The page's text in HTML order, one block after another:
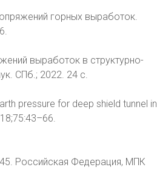
горных выработок.
выработок в структурно-
СПб.; 2022. 24 с.
pressure for deep shield tunnel in
Российская Федерация, МПК